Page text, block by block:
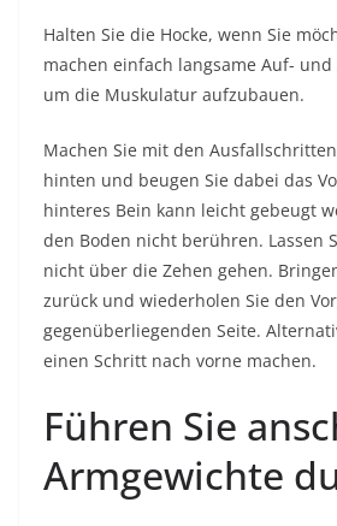
Halten Sie die Hocke, wenn Sie
machen einfach langsame Auf-
um die Muskulatur aufzubauen.
Machen Sie mit den
hinten und beugen Sie dabei das
hinteres Bein kann leicht gebeugt
den Boden nicht berühren. Lassen
nicht über die Zehen gehen.
zurück und wiederholen Sie den
gegenüberliegenden Seite.
einen Schritt nach vorne machen.
Führen Sie
Armgewichte